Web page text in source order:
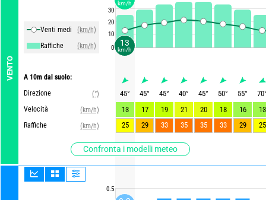
VENTO
Venti medi
(km/h)
Raffiche
(km/h)
A 10m dal suolo:
Direzione
(°)
Velocità
(km/h)
Raffiche
(km/h)
Confronta i modelli meteo
30
20
10
0
0.5
45° 45° 45° 40° 45° 50° 55° 70
13
17 19 21 20 18 16
13
25
29 33 35 35 33 29 25
13
km/h
km/h